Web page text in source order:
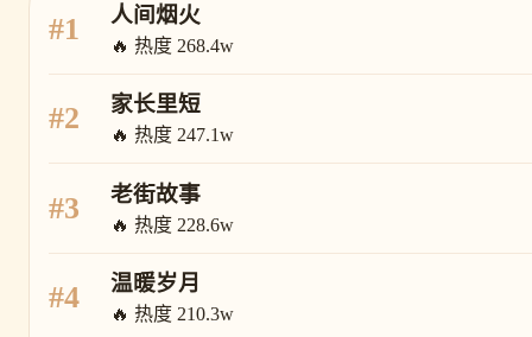
#1 人间烟火
🔥 热度 268.4w
#2 家长里短
🔥 热度 247.1w
#3 老街故事
🔥 热度 228.6w
#4 温暖岁月
🔥 热度 210.3w